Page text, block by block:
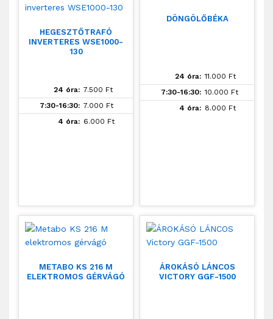
HEGESZTŐTRAFÓ
INVERTERES WSE1000-
130
24 óra: 7.500 Ft
7:30-16:30: 7.000 Ft
4 óra: 6.000 Ft
DÖNGÖLŐBÉKA
24 óra: 11.000 Ft
7:30-16:30: 10.000 Ft
4 óra: 8.000 Ft
METABO KS 216 M
ELEKTROMOS GÉRVÁGÓ
ÁROKÁSÓ LÁNCOS
VICTORY GGF-1500